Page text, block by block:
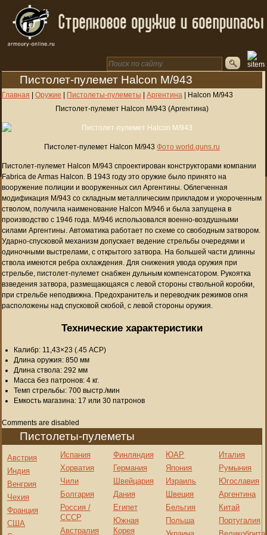
Пистолет-пулемет Halcon M/943
Главная | Оружие | Пистолеты-пулеметы | Аргентина | Halcon M/943
Пистолет-пулемет Halcon M/943 (Аргентина)
Пистолет-пулемет Halcon M/943 Фото world.guns.ru
Пистолет-пулемет Halcon M/943 спроектирован конструкторами компании
Fabrica de Armas Halcon. В 1943 году это оружие было принято на
вооружение полиции и вооруженных сил Аргентины. Облегченная
модификация M/943 со складным металлическим прикладом и укороченным
стволом, получила наименование Halcon M/946 и была запущена в
производство с 1946 года. M/946 использовался военно-воздушными
силами Аргентины. Автоматика работает по схеме со свободным затвором.
Ударно-спусковой механизм допускает ведение стрельбы очередями и
одиночными выстрелами, с открытого затвора. На большей части длинны
ствола имеются ребра охлаждения. Для снижения увода оружия при
стрельбе, пистолет-пулемет снабжен дульным компенсатором. Рукоятка
взведения затвора, размещающаяся с левой стороны ствольной коробки,
при стрельбе неподвижна. Предохранитель и переводчик режимов огня
расположены над спусковой скобой, с левой стороны оружия.
Технические характеристики
Калибр: 11,43×23 (.45 ACP)
Длина оружия: 850 мм
Длина ствола: 292 мм
Масса без патронов: 4 кг.
Темп стрельбы: 700 выстр./мин
Емкость магазина: 17 или 30 патронов
Comments are disabled
Пистолеты-пулеметы
Австрия
Индия
Венгрия
Чехия
Франция
США
Испания
Хорватия
Чили
Болгария
Россия /
СССР
Австралия
Финляндия
Германия
Швейцария
Дания
Египет
Южная
Корея
ЮАР
Япония
Израиль
Швеция
Бельгия
Польша
Италия
Румыния
Югославия
Аргентина
Китай
Португалия